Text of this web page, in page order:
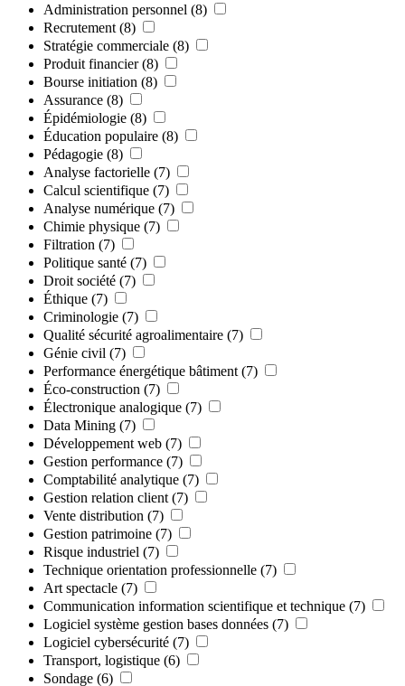
Administration personnel (8)
Recrutement (8)
Stratégie commerciale (8)
Produit financier (8)
Bourse initiation (8)
Assurance (8)
Épidémiologie (8)
Éducation populaire (8)
Pédagogie (8)
Analyse factorielle (7)
Calcul scientifique (7)
Analyse numérique (7)
Chimie physique (7)
Filtration (7)
Politique santé (7)
Droit société (7)
Éthique (7)
Criminologie (7)
Qualité sécurité agroalimentaire (7)
Génie civil (7)
Performance énergétique bâtiment (7)
Éco-construction (7)
Électronique analogique (7)
Data Mining (7)
Développement web (7)
Gestion performance (7)
Comptabilité analytique (7)
Gestion relation client (7)
Vente distribution (7)
Gestion patrimoine (7)
Risque industriel (7)
Technique orientation professionnelle (7)
Art spectacle (7)
Communication information scientifique et technique (7)
Logiciel système gestion bases données (7)
Logiciel cybersécurité (7)
Transport, logistique (6)
Sondage (6)